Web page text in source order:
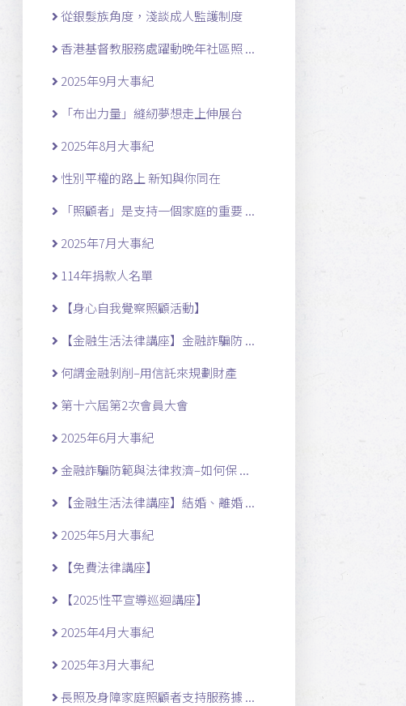
從銀髮族角度，淺談成人監護制度
香港基督教服務處躍動晚年社區照 ...
2025年9月大事紀
「布出力量」縫紉夢想走上伸展台
2025年8月大事紀
性別平權的路上 新知與你同在
「照顧者」是支持一個家庭的重要 ...
2025年7月大事紀
114年捐款人名單
【身心自我覺察照顧活動】
【金融生活法律講座】金融詐騙防 ...
何謂金融剝削–用信託來規劃財產
第十六屆第2次會員大會
2025年6月大事紀
金融詐騙防範與法律救濟–如何保 ...
【金融生活法律講座】結婚、離婚 ...
2025年5月大事紀
【免費法律講座】
【2025性平宣導巡迴講座】
2025年4月大事紀
2025年3月大事紀
長照及身障家庭照顧者支持服務據 ...